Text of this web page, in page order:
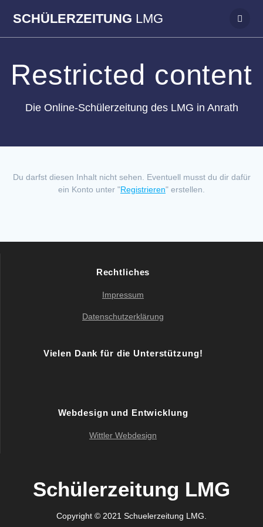
Inhalt
SCHÜLERZEITUNG LMG
Restricted content
Die Online-Schülerzeitung des LMG in Anrath
Du darfst diesen Inhalt nicht sehen. Eventuell musst du dir dafür
ein Konto unter "Registrieren" erstellen.
Rechtliches
Impressum
Datenschutzerklärung
Vielen Dank für die Unterstützung!
Webdesign und Entwicklung
Wittler Webdesign
Schülerzeitung LMG
Copyright © 2021 Schuelerzeitung LMG.